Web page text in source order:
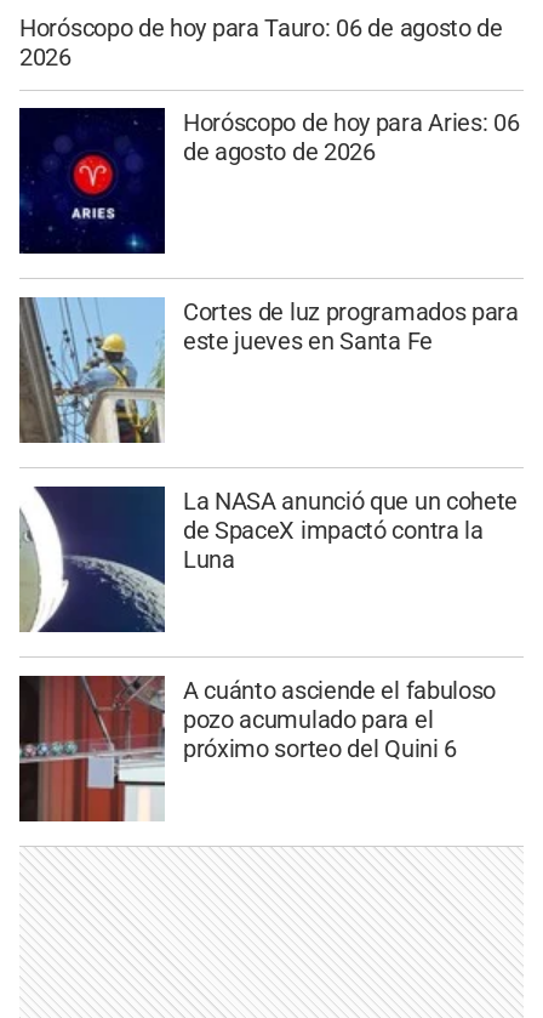
Horóscopo de hoy para Tauro: 06 de agosto de
2026
Horóscopo de hoy para Aries: 06
de agosto de 2026
Cortes de luz programados para
este jueves en Santa Fe
La NASA anunció que un cohete
de SpaceX impactó contra la
Luna
A cuánto asciende el fabuloso
pozo acumulado para el
próximo sorteo del Quini 6